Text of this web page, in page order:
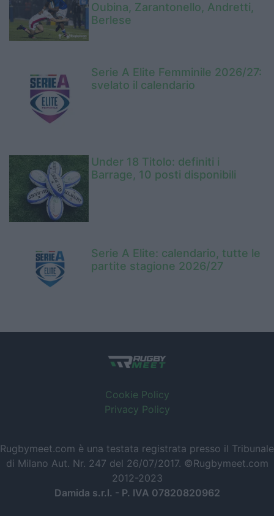
Oubina, Zarantonello, Andretti,
Berlese
Serie A Elite Femminile 2026/27:
svelato il calendario
Under 18 Titolo: definiti i
Barrage, 10 posti disponibili
Serie A Elite: calendario, tutte le
partite stagione 2026/27
Cookie Policy
Privacy Policy
Rugbymeet.com è una testata registrata presso il Tribunale
di Milano Aut. Nr. 247 del 26/07/2017. ©Rugbymeet.com
2012-2023
Damida s.r.l. - P. IVA 07820820962